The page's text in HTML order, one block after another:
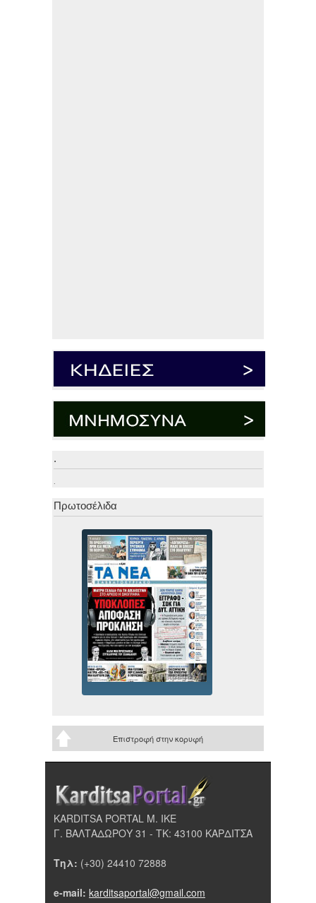
.
.
Πρωτοσέλιδα
Επιστροφή στην κορυφή
KARDITSA PORTAL Μ. ΙΚΕ
Γ. ΒΑΛΤΑΔΩΡΟΥ 31 - ΤΚ: 43100 ΚΑΡΔΙΤΣΑ
Τηλ: (+30) 24410 72888
e-mail: karditsaportal@gmail.com